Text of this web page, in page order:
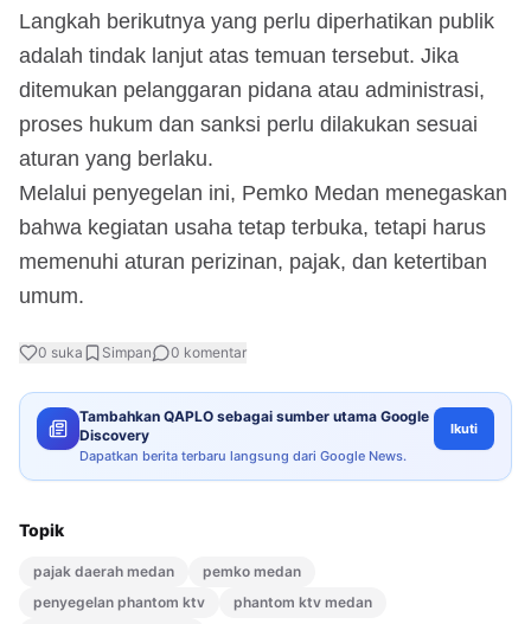
Langkah berikutnya yang perlu diperhatikan publik
adalah tindak lanjut atas temuan tersebut. Jika
ditemukan pelanggaran pidana atau administrasi,
proses hukum dan sanksi perlu dilakukan sesuai
aturan yang berlaku.
Melalui penyegelan ini, Pemko Medan menegaskan
bahwa kegiatan usaha tetap terbuka, tetapi harus
memenuhi aturan perizinan, pajak, dan ketertiban
umum.
0 suka Simpan 0 komentar
Tambahkan QAPLO sebagai sumber utama Google
Discovery
Dapatkan berita terbaru langsung dari Google News.
Ikuti
Topik
pajak daerah medan
pemko medan
penyegelan phantom ktv
phantom ktv medan